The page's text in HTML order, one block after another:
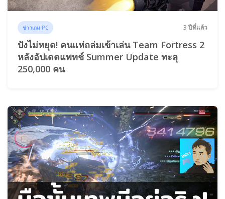
ข่าวเกม PC 3 ปีที่แล้ว
ปังไม่หยุด! คนแห่ถล่มเข้าเล่น Team Fortress 2
หลังอัปเดตแพทช์ Summer Update ทะลุ
250,000 คน